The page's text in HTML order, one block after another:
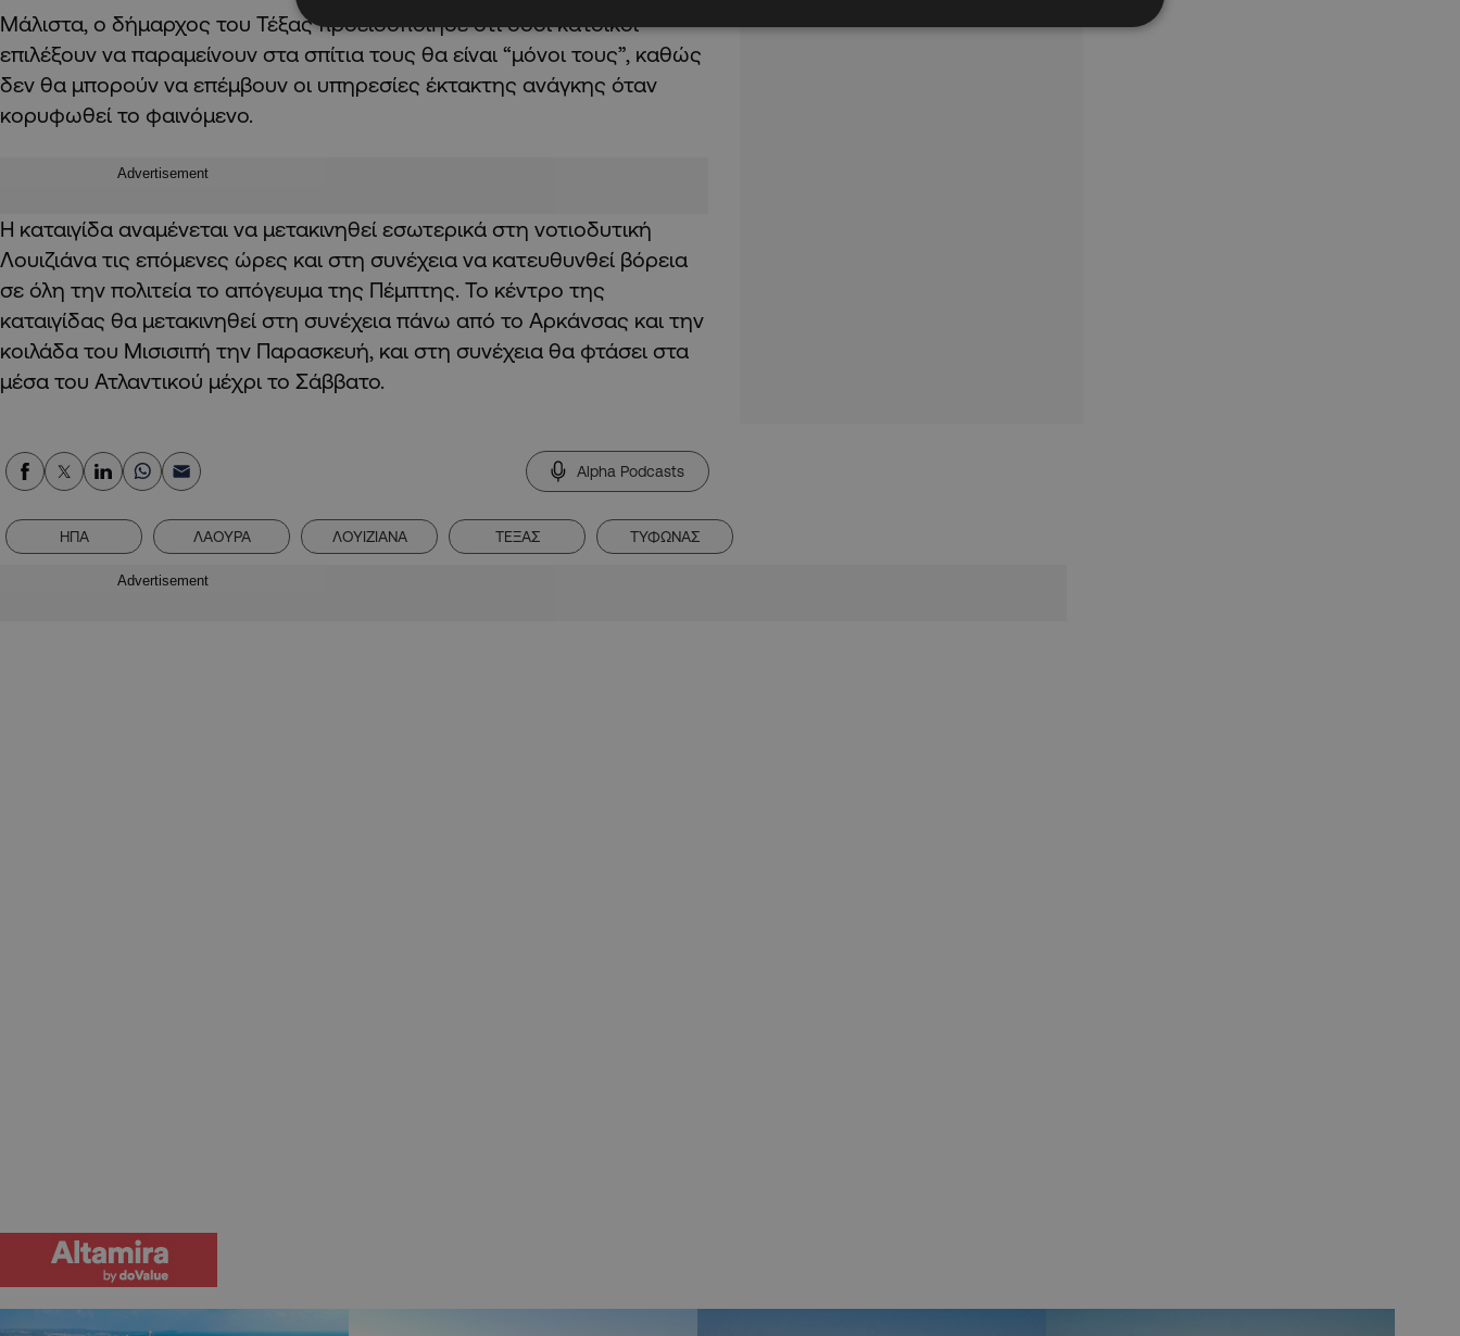
Μάλιστα, ο δήμαρχος του Τέξας προειδοποίησε ότι όσοι κάτοικοι
επιλέξουν να παραμείνουν στα σπίτια τους θα είναι “μόνοι τους”, καθώς
δεν θα μπορούν να επέμβουν οι υπηρεσίες έκτακτης ανάγκης όταν
κορυφωθεί το φαινόμενο.
Advertisement
Η καταιγίδα αναμένεται να μετακινηθεί εσωτερικά στη νοτιοδυτική
Λουιζιάνα τις επόμενες ώρες και στη συνέχεια να κατευθυνθεί βόρεια
σε όλη την πολιτεία το απόγευμα της Πέμπτης. Το κέντρο της
καταιγίδας θα μετακινηθεί στη συνέχεια πάνω από το Αρκάνσας και την
κοιλάδα του Μισισιπή την Παρασκευή, και στη συνέχεια θα φτάσει στα
μέσα του Ατλαντικού μέχρι το Σάββατο.
Alpha Podcasts
ΗΠΑ ΛΑΟΥΡΑ ΛΟΥΙΖΙΑΝΑ ΤΕΞΑΣ ΤΥΦΩΝΑΣ
Advertisement